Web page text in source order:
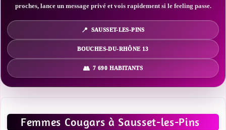
proches, lance un message privé et vois rapidement si le feeling passe.
SAUSSET-LES-PINS
BOUCHES-DU-RHÔNE 13
7 690 HABITANTS
Femmes Cougars à Sausset-les-Pins